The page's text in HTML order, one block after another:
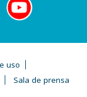
uso
Sala de prensa